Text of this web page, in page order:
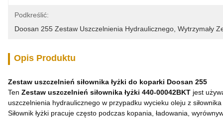
Podkreślić:
Doosan 255 Zestaw Uszczelnienia Hydraulicznego Wytrzymały
Opis Produktu
Zestaw uszczelnień siłownika łyżki do koparki Doosan 255
Ten Zestaw uszczelnień siłownika łyżki 440-00042BKT jest
uszczelnienia hydraulicznego w przypadku wycieku oleju z
Siłownik łyżki pracuje często podczas kopania, ładowania,